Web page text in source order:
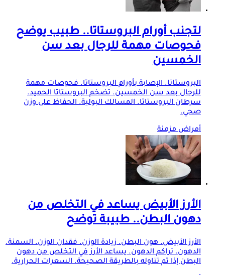
لتجنب أورام البروستاتا.. طبيب يوضح
فحوصات مهمة للرجال بعد سن
الخمسين
البروستاتا. الإصابة بأورام البروستاتا. فحوصات مهمة
للرجال بعد سن الخمسين. تضخم البروستاتا الحميد.
سرطان البروستاتا. المسالك البولية. الحفاظ على وزن
صحي.
أمراض مزمنة
الأرز الأبيض يساعد في التخلص من
دهون البطن.. طبيبة توضح
الأرز الأبيض. هون البطن. زيادة الوزن. فقدان الوزن. السمنة.
الدهون. تراكم الدهون. يساعد الأرز في التخلص من دهون
البطن إذا تم تناوله بالطريقة الصحيحة. السعرات الحرارية.